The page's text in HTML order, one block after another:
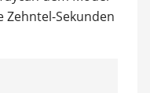
Zehntel-Sekunden